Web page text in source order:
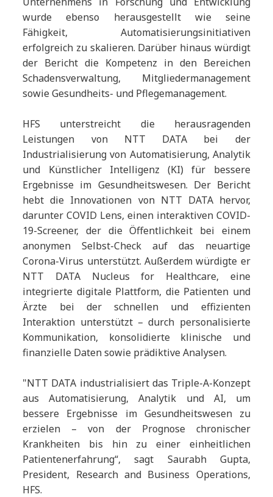
wurde ebenso herausgestellt wie seine
Fähigkeit, Automatisierungsinitiativen
erfolgreich zu skalieren. Darüber hinaus würdigt
der Bericht die Kompetenz in den Bereichen
Schadensverwaltung, Mitgliedermanagement
sowie Gesundheits- und Pflegemanagement.
HFS unterstreicht die herausragenden
Leistungen von NTT DATA bei der
Industrialisierung von Automatisierung, Analytik
und Künstlicher Intelligenz (KI) für bessere
Ergebnisse im Gesundheitswesen. Der Bericht
hebt die Innovationen von NTT DATA hervor,
darunter COVID Lens, einen interaktiven COVID-
19-Screener, der die Öffentlichkeit bei einem
anonymen Selbst-Check auf das neuartige
Corona-Virus unterstützt. Außerdem würdigte er
NTT DATA Nucleus for Healthcare, eine
integrierte digitale Plattform, die Patienten und
Ärzte bei der schnellen und effizienten
Interaktion unterstützt – durch personalisierte
Kommunikation, konsolidierte klinische und
finanzielle Daten sowie prädiktive Analysen.
"NTT DATA industrialisiert das Triple-A-Konzept
aus Automatisierung, Analytik und AI, um
bessere Ergebnisse im Gesundheitswesen zu
erzielen – von der Prognose chronischer
Krankheiten bis hin zu einer einheitlichen
Patientenerfahrung“, sagt Saurabh Gupta,
President, Research and Business Operations,
HFS.